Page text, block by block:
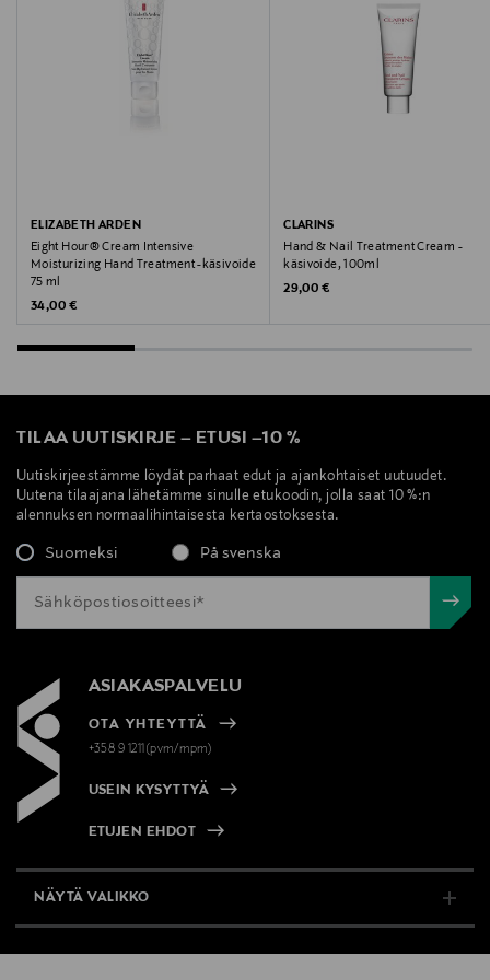
Valmistajan tuotenumero
Valmistajan osoite
Miestentie 9 C, 02150 Espoo, Finland
ELIZABETH ARDEN
Eight Hour® Cream Intensive
Moisturizing Hand Treatment -käsivoide
75 ml
Original Price
34,00 €
CLARINS
Hand & Nail Treatment Cream -
käsivoide, 100ml
Original Price
29,00 €
TILAA UUTISKIRJE – ETUSI –10 %
Uutiskirjeestämme löydät parhaat edut ja ajankohtaiset uutuudet.
Uutena tilaajana lähetämme sinulle etukoodin, jolla saat 10 %:n
alennuksen normaalihintaisesta kertaostoksesta.
Suomeksi På svenska
ASIAKASPALVELU
OTA YHTEYTTÄ
+358 9 1211(pvm/mpm)
USEIN KYSYTTYÄ
ETUJEN EHDOT
NÄYTÄ VALIKKO